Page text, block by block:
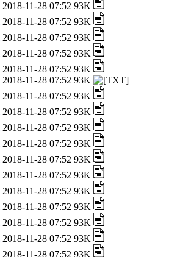
2018-11-28 07:52 93K
2018-11-28 07:52 93K
2018-11-28 07:52 93K
2018-11-28 07:52 93K
2018-11-28 07:52 93K
2018-11-28 07:52 93K
2018-11-28 07:52 93K
2018-11-28 07:52 93K
2018-11-28 07:52 93K
2018-11-28 07:52 93K
2018-11-28 07:52 93K
2018-11-28 07:52 93K
2018-11-28 07:52 93K
2018-11-28 07:52 93K
2018-11-28 07:52 93K
2018-11-28 07:52 93K
2018-11-28 07:52 93K